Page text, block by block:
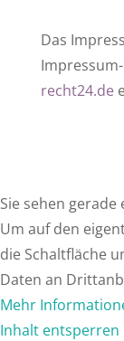
Das
recht24.de
Sie sehen
Um auf den
die Schaltfläche
Daten an
Mehr
Inhalt entsperren